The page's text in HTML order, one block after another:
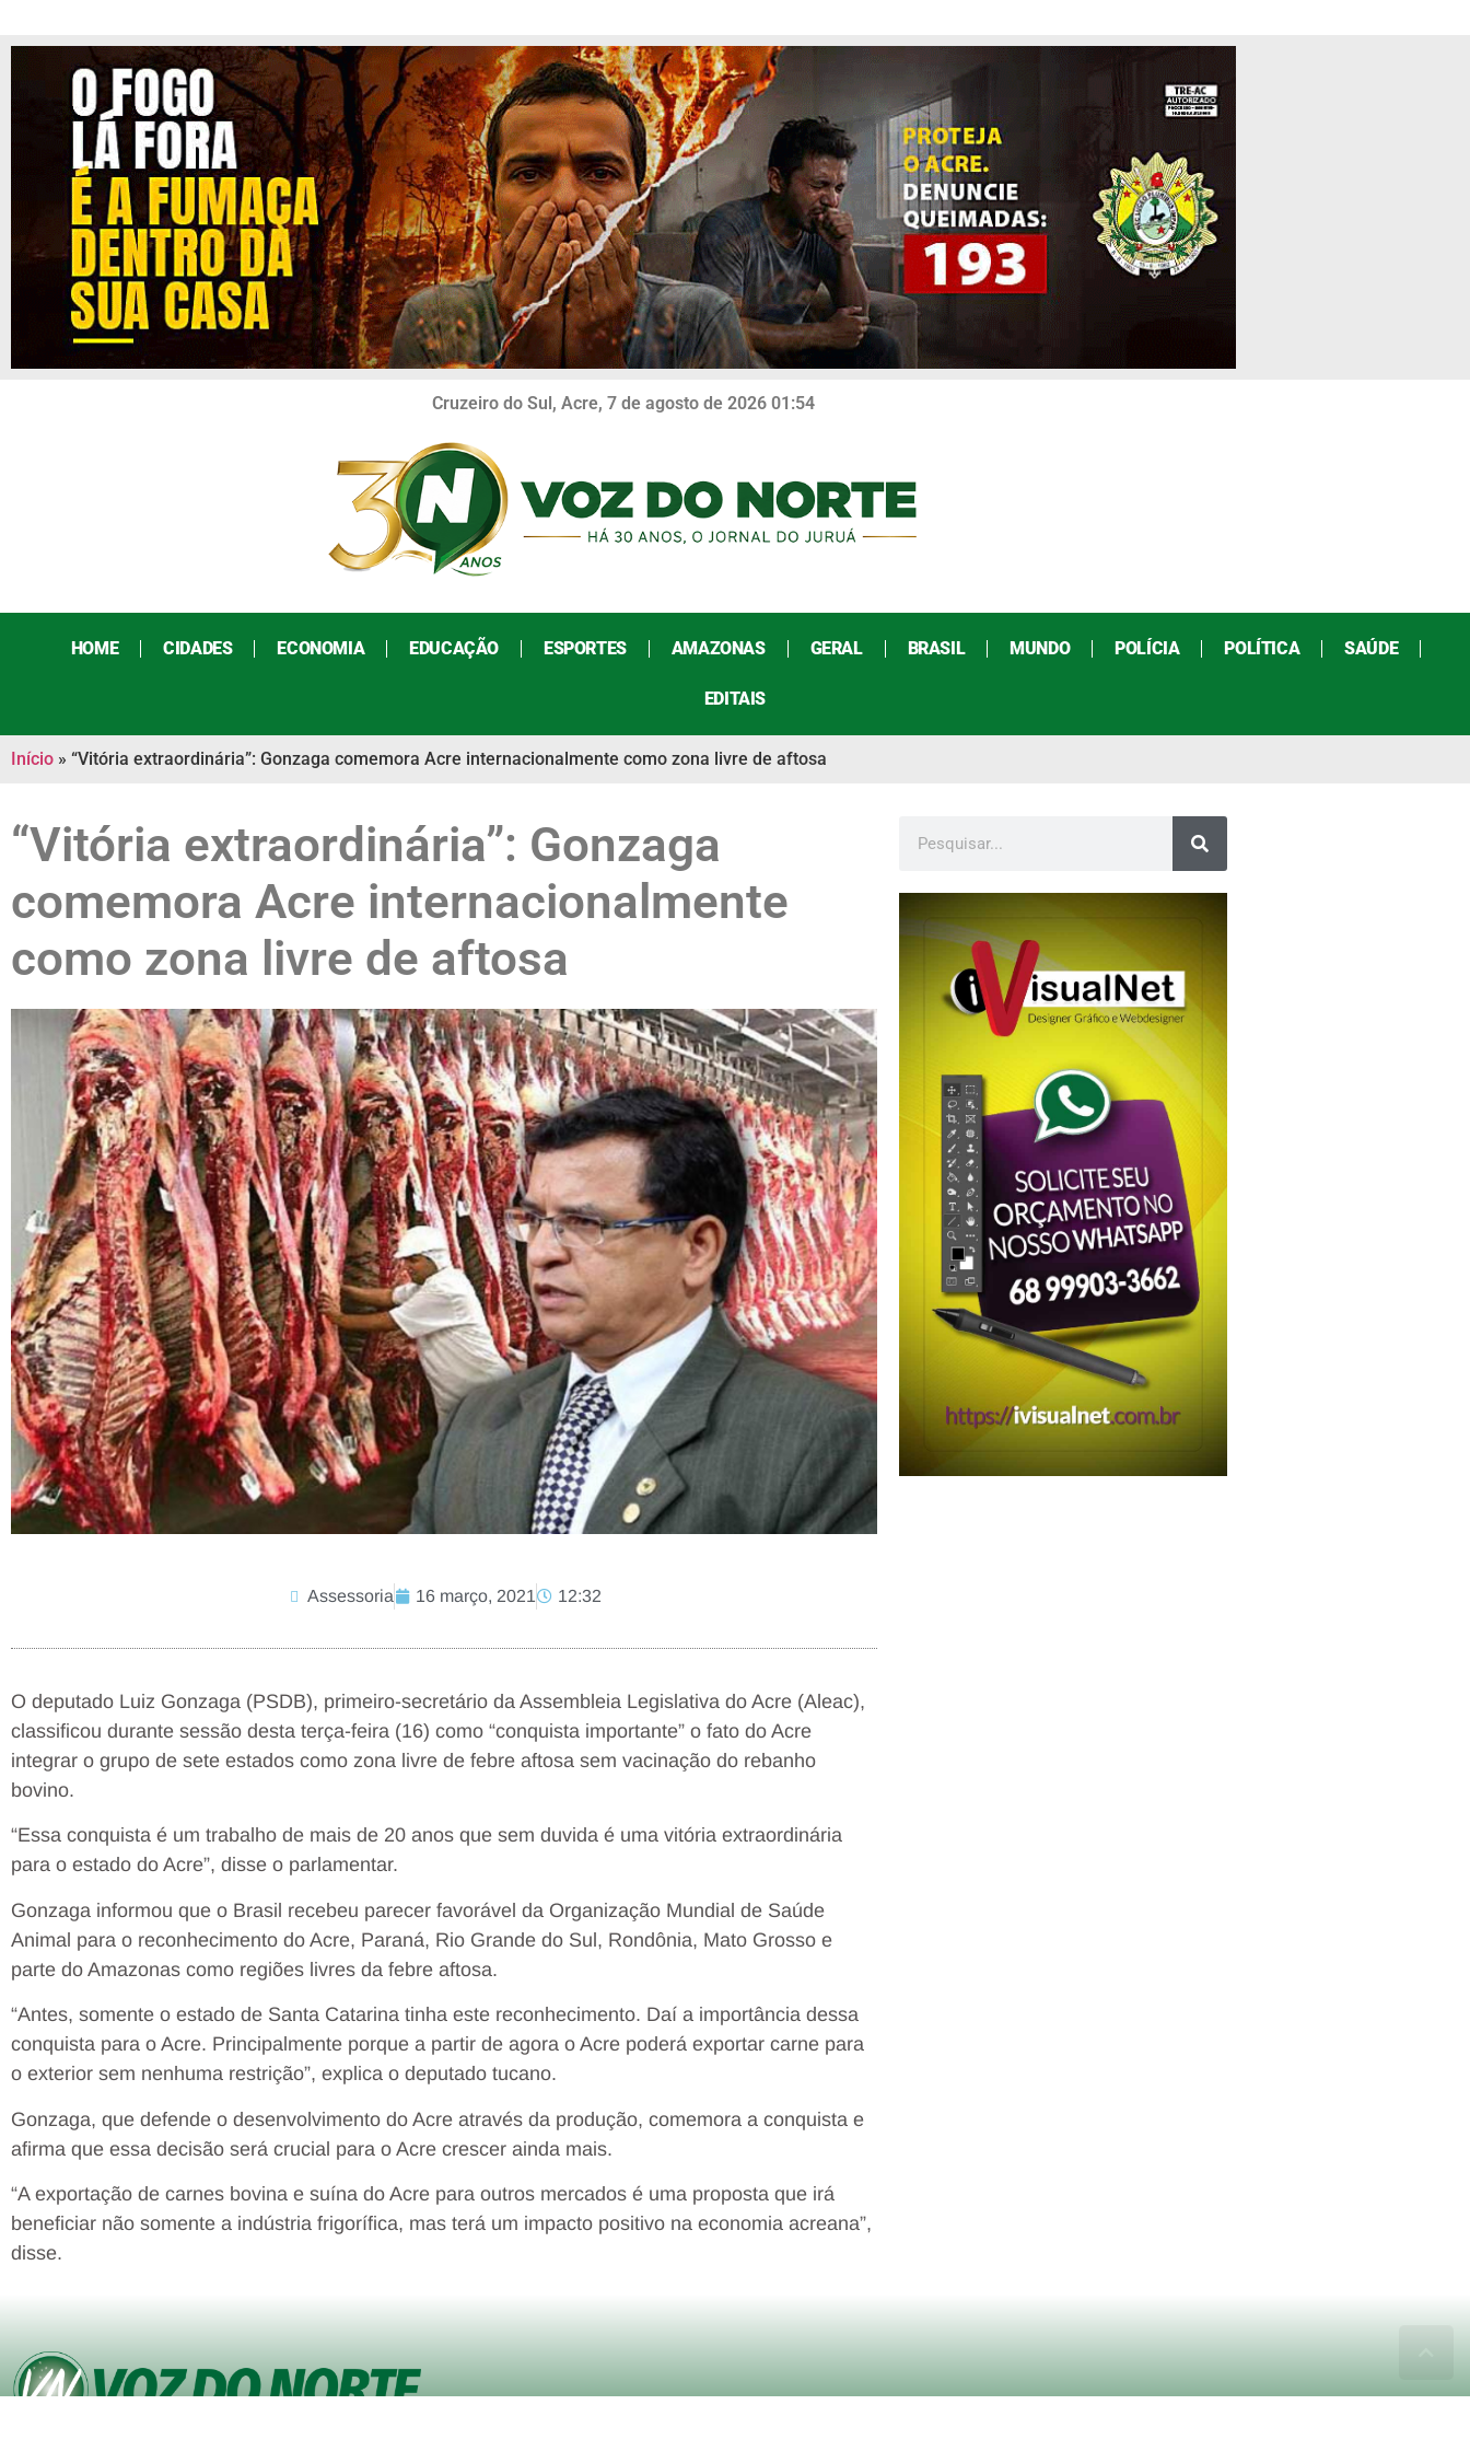
Cruzeiro do Sul, Acre, 7 de agosto de 2026 01:54
HOME CIDADES ECONOMIA EDUCAÇÃO ESPORTES AMAZONAS GERAL BRASIL MUNDO POLÍCIA POLÍTICA SAÚDE
EDITAIS
Início » “Vitória extraordinária”: Gonzaga comemora Acre internacionalmente como zona livre de aftosa
“Vitória extraordinária”: Gonzaga
comemora Acre internacionalmente
como zona livre de aftosa
Assessoria 16 março, 2021 12:32
O deputado Luiz Gonzaga (PSDB), primeiro-secretário da Assembleia Legislativa do Acre (Aleac),
classificou durante sessão desta terça-feira (16) como “conquista importante” o fato do Acre
integrar o grupo de sete estados como zona livre de febre aftosa sem vacinação do rebanho
bovino.
“Essa conquista é um trabalho de mais de 20 anos que sem duvida é uma vitória extraordinária
para o estado do Acre”, disse o parlamentar.
Gonzaga informou que o Brasil recebeu parecer favorável da Organização Mundial de Saúde
Animal para o reconhecimento do Acre, Paraná, Rio Grande do Sul, Rondônia, Mato Grosso e
parte do Amazonas como regiões livres da febre aftosa.
“Antes, somente o estado de Santa Catarina tinha este reconhecimento. Daí a importância dessa
conquista para o Acre. Principalmente porque a partir de agora o Acre poderá exportar carne para
o exterior sem nenhuma restrição”, explica o deputado tucano.
Gonzaga, que defende o desenvolvimento do Acre através da produção, comemora a conquista e
afirma que essa decisão será crucial para o Acre crescer ainda mais.
“A exportação de carnes bovina e suína do Acre para outros mercados é uma proposta que irá
beneficiar não somente a indústria frigorífica, mas terá um impacto positivo na economia acreana”,
disse.